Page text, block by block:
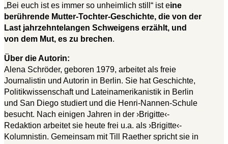
„Bei euch ist es immer so unheimlich still“ ist eine
berührende Mutter-Tochter-Geschichte, die von der
Last jahrzehntelangen Schweigens erzählt, und
von dem Mut, es zu brechen.
Über die Autorin:
Alena Schröder, geboren 1979, arbeitet als freie
Journalistin und Autorin in Berlin. Sie hat Geschichte,
Politikwissenschaft und Lateinamerikanistik in Berlin
und San Diego studiert und die Henri-Nannen-Schule
besucht. Nach einigen Jahren in der ›Brigitte‹-
Redaktion arbeitet sie heute frei u.a. als ›Brigitte‹-
Kolumnistin. Gemeinsam mit Till Raether spricht sie in